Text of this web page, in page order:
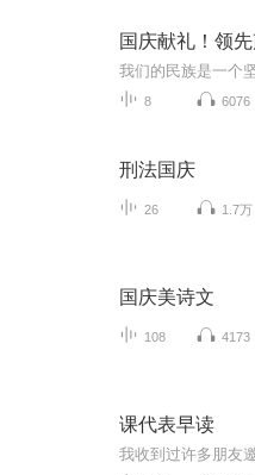
国庆献礼！领
8 6076
刑法国庆
26 1.7万
国庆美诗文
108 4173
课代表早读